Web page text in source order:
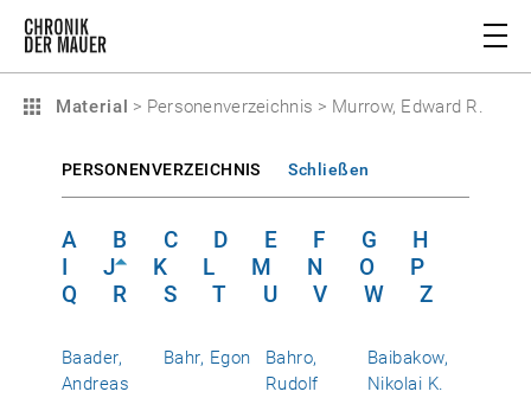
Material > Personenverzeichnis > Murrow, Edward R.
PERSONENVERZEICHNIS Schließen
A B C D E F G
H
I
J K L M N O
P
Q
R S T U V W Z
Baader,
Andreas
Bahr, Egon
Bahro,
Rudolf
Baibakow,
Nikolai K.